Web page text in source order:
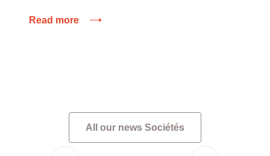
une société anonyme non cotée. Pour
Read more
All our news Sociétés